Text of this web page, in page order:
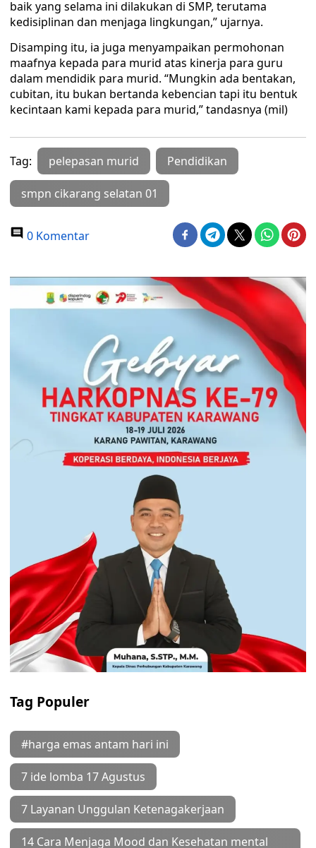
baik yang selama ini dilakukan di SMP, terutama
kedisiplinan dan menjaga lingkungan,” ujarnya.
Disamping itu, ia juga menyampaikan permohonan
maafnya kepada para murid atas kinerja para guru
dalam mendidik para murid. “Mungkin ada bentakan,
cubitan, itu bukan bertanda kebencian tapi itu bentuk
kecintaan kami kepada para murid,” tandasnya (mil)
Tag: pelepasan murid Pendidikan
smpn cikarang selatan 01
0 Komentar
Tag Populer
#harga emas antam hari ini
7 ide lomba 17 Agustus
7 Layanan Unggulan Ketenagakerjaan
14 Cara Menjaga Mood dan Kesehatan mental